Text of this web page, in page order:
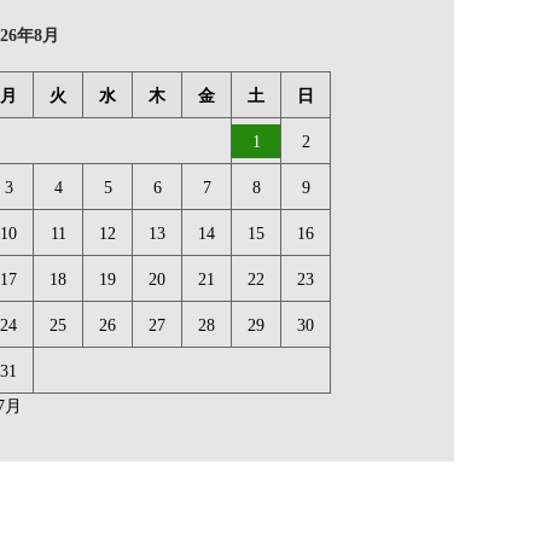
年8月
月 火 水 木 金 土 日
1 2
3 4 5 6 7 8 9
10 11 12 13 14 15 16
17 18 19 20 21 22 23
24 25 26 27 28 29 30
31
月